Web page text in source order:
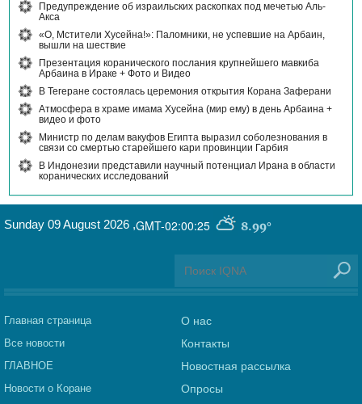
Предупреждение об израильских раскопках под мечетью Аль-
Акса
«О, Мстители Хусейна!»: Паломники, не успевшие на Арбаин,
вышли на шествие
Презентация коранического послания крупнейшего мавкиба
Арбаина в Ираке + Фото и Видео
В Тегеране состоялась церемония открытия Корана Заферани
Атмосфера в храме имама Хусейна (мир ему) в день Арбаина +
видео и фото
Министр по делам вакуфов Египта выразил соболезнования в
связи со смертью старейшего кари провинции Гарбия
В Индонезии представили научный потенциал Ирана в области
коранических исследований
GMT-02:00:25 8.99°
Sunday 09 August 2026 ,
Главная страница
Все новости
ГЛАВНОЕ
Новости о Коране
О нас
Контакты
Новостная рассылка
Опросы